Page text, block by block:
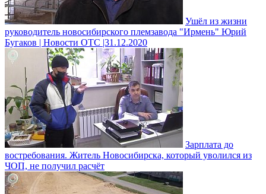
Ушёл из жизни
руководитель новосибирского племзавода "Ирмень" Юрий
Бугаков | Новости ОТС |31.12.2020
Зарплата до
востребования. Житель Новосибирска, который уволился из
ЧОП, не получил расчёт